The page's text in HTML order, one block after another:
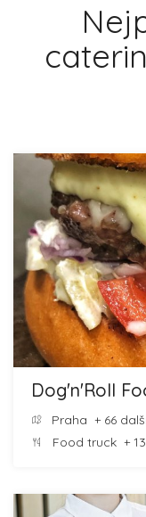
Dog'n'Roll
Praha + 66
Food truck +